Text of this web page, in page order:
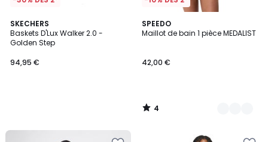
SKECHERS
Baskets D'Lux Walker 2.0 -
Golden Step
94,95 €
SPEEDO
Maillot de bain 1 pièce MEDALIST
42,00 €
4
/
3
Couleurs
4
/